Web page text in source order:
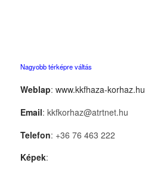
Nagyobb térképre váltás
Weblap: www.kkfhaza-korhaz.hu
Email: kkfkorhaz@atrtnet.hu
Telefon: +36 76 463 222
Képek: